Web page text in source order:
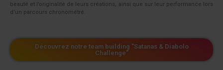
beauté et l’originalité de leurs créations, ainsi que sur leur performance lors
d’un parcours chronométré.
Découvrez notre team building "Satanas & Diabolo
Challenge"